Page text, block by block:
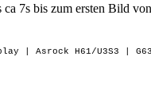
7s bis zum ersten Bild
| Asrock H61/U3S3 |